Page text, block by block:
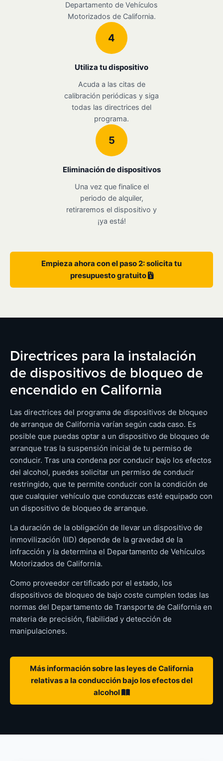
Departamento de Vehículos
Motorizados de California.
4
Utiliza tu dispositivo
Acuda a las citas de
calibración periódicas y siga
todas las directrices del
programa.
5
Eliminación de dispositivos
Una vez que finalice el
periodo de alquiler,
retiraremos el dispositivo y
¡ya está!
Empieza ahora con el paso 2: solicita tu
presupuesto gratuito
Directrices para la instalación
de dispositivos de bloqueo de
encendido en California
Las directrices del programa de dispositivos de bloqueo
de arranque de California varían según cada caso. Es
posible que puedas optar a un dispositivo de bloqueo de
arranque tras la suspensión inicial de tu permiso de
conducir. Tras una condena por conducir bajo los efectos
del alcohol, puedes solicitar un permiso de conducir
restringido, que te permite conducir con la condición de
que cualquier vehículo que conduzcas esté equipado con
un dispositivo de bloqueo de arranque.
La duración de la obligación de llevar un dispositivo de
inmovilización (IID) depende de la gravedad de la
infracción y la determina el Departamento de Vehículos
Motorizados de California.
Como proveedor certificado por el estado, los
dispositivos de bloqueo de bajo coste cumplen todas las
normas del Departamento de Transporte de California en
materia de precisión, fiabilidad y detección de
manipulaciones.
Más información sobre las leyes de California
relativas a la conducción bajo los efectos del
alcohol